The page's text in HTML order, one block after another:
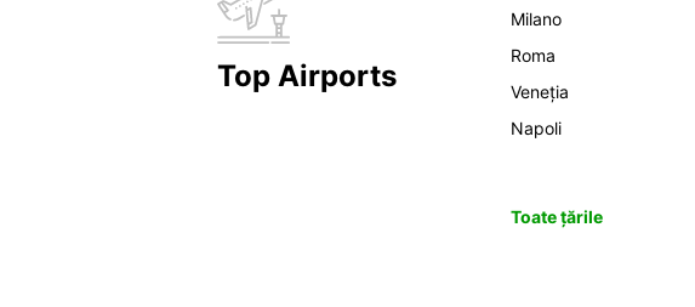
Top Airports
Milano
Roma
Veneția
Napoli
Toate țările